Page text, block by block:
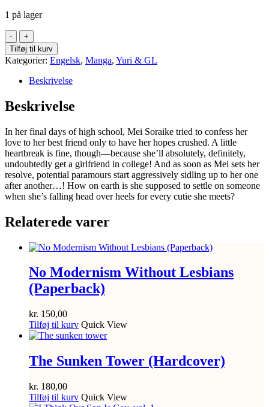
1 på lager
I
Don't
Know
Which
Is
Love.
Vol
1
Tilføj til kurv
Kategorier: Engelsk, Manga, Yuri & GL
Beskrivelse
Beskrivelse
In her final days of high school, Mei Soraike tried to confess her
love to her best friend only to have her hopes crushed. A little
heartbreak is fine, though―because she’ll absolutely, definitely,
undoubtedly get a girlfriend in college! And as soon as Mei sets her
resolve, potential paramours start aggressively sidling up to her one
after another…! How on earth is she supposed to settle on someone
when she’s falling head over heels for every cutie she meets?
Relaterede varer
No Modernism Without Lesbians
(Paperback)
kr. 150,00
Tilføj til kurv Quick View
The Sunken Tower (Hardcover)
kr. 180,00
Tilføj til kurv Quick View